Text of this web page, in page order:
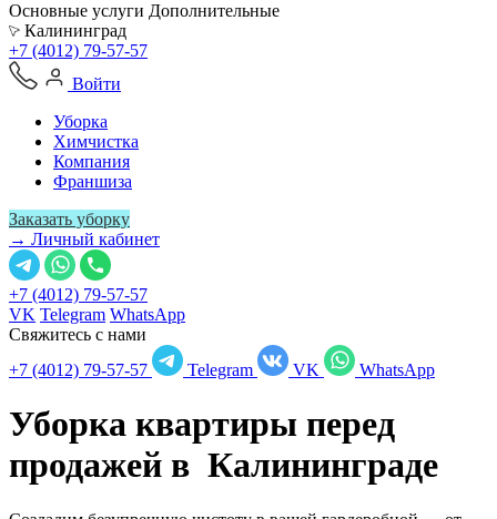
Основные услуги Дополнительные
Калининград
+7 (4012) 79-57-57
Войти
Уборка
Химчистка
Компания
Франшиза
Заказать уборку
→ Личный кабинет
+7 (4012) 79-57-57
VK Telegram WhatsApp
Свяжитесь с нами
+7 (4012) 79-57-57
Telegram VK WhatsApp
Уборка квартиры перед
продажей в Калининграде